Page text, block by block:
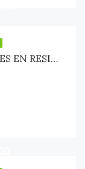
CASA EN VENTA DE 3 HABITACIONES EN RESIDENCIAL/ PLAYA DEL CARMEN/ ENTREGA INMEDIATA/ APTO CREDITO.